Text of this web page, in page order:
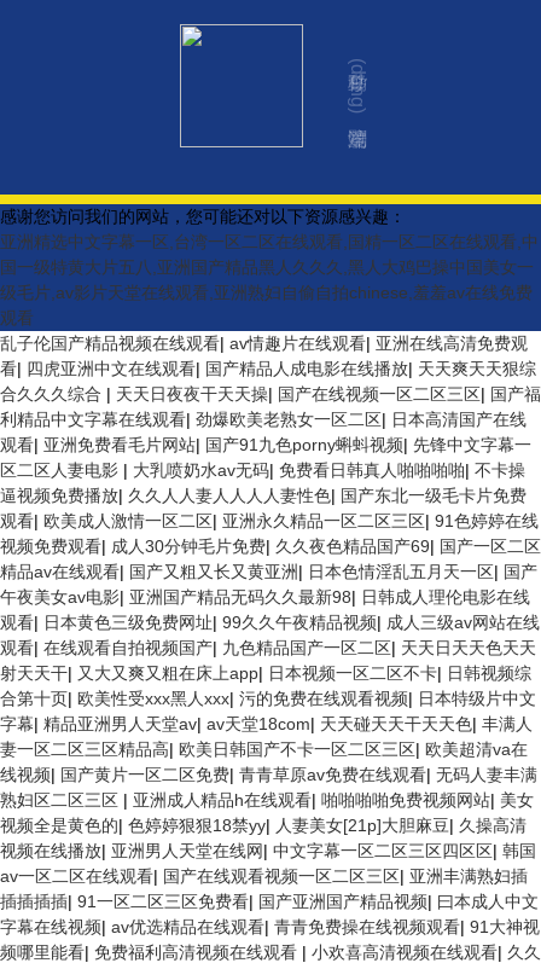
移動(dòng)端瀏覽
感谢您访问我们的网站，您可能还对以下资源感兴趣：
亚洲精选中文字幕一区,台湾一区二区在线观看,国精一区二区在线观看,中
国一级特黄大片五八,亚洲国产精品黑人久久久,黑人大鸡巴操中国美女一
级毛片,av影片天堂在线观看,亚洲熟妇自偷自拍chinese,羞羞av在线免费
观看
乱子伦国产精品视频在线观看| av情趣片在线观看| 亚洲在线高清免费观
看| 四虎亚洲中文在线观看| 国产精品人成电影在线播放| 天天爽天天狠综
合久久久综合 | 天天日夜夜干天天操| 国产在线视频一区二区三区| 国产福
利精品中文字幕在线观看| 劲爆欧美老熟女一区二区| 日本高清国产在线
观看| 亚洲免费看毛片网站| 国产91九色porny蝌蚪视频| 先锋中文字幕一
区二区人妻电影 | 大乳喷奶水av无码| 免费看日韩真人啪啪啪啪| 不卡操
逼视频免费播放| 久久人人妻人人人人妻性色| 国产东北一级毛卡片免费
观看| 欧美成人激情一区二区| 亚洲永久精品一区二区三区| 91色婷婷在线
视频免费观看| 成人30分钟毛片免费| 久久夜色精品国产69| 国产一区二区
精品av在线观看| 国产又粗又长又黄亚洲| 日本色情淫乱五月天一区| 国产
午夜美女av电影| 亚洲国产精品无码久久最新98| 日韩成人理伦电影在线
观看| 日本黄色三级免费网址| 99久久午夜精品视频| 成人三级av网站在线
观看| 在线观看自拍视频国产| 九色精品国产一区二区| 天天日天天色天天
射天天干| 又大又爽又粗在床上app| 日本视频一区二区不卡| 日韩视频综
合第十页| 欧美性受xxx黑人xxx| 污的免费在线观看视频| 日本特级片中文
字幕| 精品亚洲男人天堂av| av天堂18com| 天天碰天天干天天色| 丰满人
妻一区二区三区精品高| 欧美日韩国产不卡一区二区三区| 欧美超清va在
线视频| 国产黄片一区二区免费| 青青草原av免费在线观看| 无码人妻丰满
熟妇区二区三区 | 亚洲成人精品h在线观看| 啪啪啪啪免费视频网站| 美女
视频全是黄色的| 色婷婷狠狠18禁yy| 人妻美女[21p]大胆麻豆| 久操高清
视频在线播放| 亚洲男人天堂在线网| 中文字幕一区二区三区四区区| 韩国
av一区二区在线观看| 国产在线观看视频一区二区三区| 亚洲丰满熟妇插
插插插插| 91一区二区三区免费看| 国产亚洲国产精品视频| 曰本成人中文
字幕在线视频| av优选精品在线观看| 青青免费操在线视频观看| 91大神视
频哪里能看| 免费福利高清视频在线观看 | 小欢喜高清视频在线观看| 久久